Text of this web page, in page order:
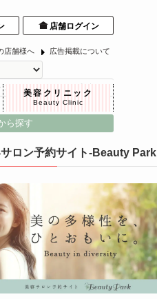
店舗ログイン
広告掲載について
店舗様へ
ら探す
美容クリニック
Beauty Clinic
ロン予約サイト-Beauty Park